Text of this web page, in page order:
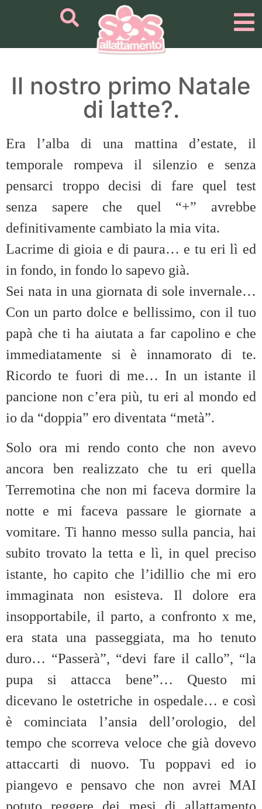
Il nostro primo Natale
di latte?.
Era l’alba di una mattina d’estate, il
temporale rompeva il silenzio e senza
pensarci troppo decisi di fare quel test
senza sapere che quel “+” avrebbe
definitivamente cambiato la mia vita.
Lacrime di gioia e di paura… e tu eri lì ed
in fondo, in fondo lo sapevo già.
Sei nata in una giornata di sole invernale…
Con un parto dolce e bellissimo, con il tuo
papà che ti ha aiutata a far capolino e che
immediatamente si è innamorato di te.
Ricordo te fuori di me… In un istante il
pancione non c’era più, tu eri al mondo ed
io da “doppia” ero diventata “metà”.
Solo ora mi rendo conto che non avevo
ancora ben realizzato che tu eri quella
Terremotina che non mi faceva dormire la
notte e mi faceva passare le giornate a
vomitare. Ti hanno messo sulla pancia, hai
subito trovato la tetta e lì, in quel preciso
istante, ho capito che l’idillio che mi ero
immaginata non esisteva. Il dolore era
insopportabile, il parto, a confronto x me,
era stata una passeggiata, ma ho tenuto
duro… “Passerà”, “devi fare il callo”, “la
pupa si attacca bene”… Questo mi
dicevano le ostetriche in ospedale… e così
è cominciata l’ansia dell’orologio, del
tempo che scorreva veloce che già dovevo
attaccarti di nuovo. Tu poppavi ed io
piangevo e pensavo che non avrei MAI
potuto reggere dei mesi di allattamento